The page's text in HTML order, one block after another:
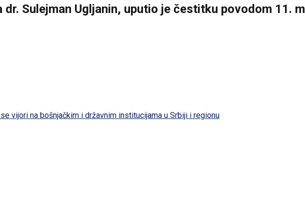
dr. Sulejman Ugljanin, uputio je čestitku povodom 11.